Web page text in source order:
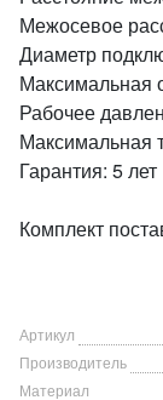
Межосевое
Диаметр
Максимальная
Рабочее
Максимальная
Гарантия: 5 лет
Комплект
Артикул
Производитель
Материал